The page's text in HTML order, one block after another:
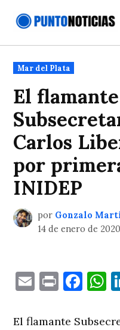
Publicado
en
Mar del Plata
El flamante
Carlos
por
INIDEP
por Gonzalo
14 de enero de 2020
EmailPrint
El flamante